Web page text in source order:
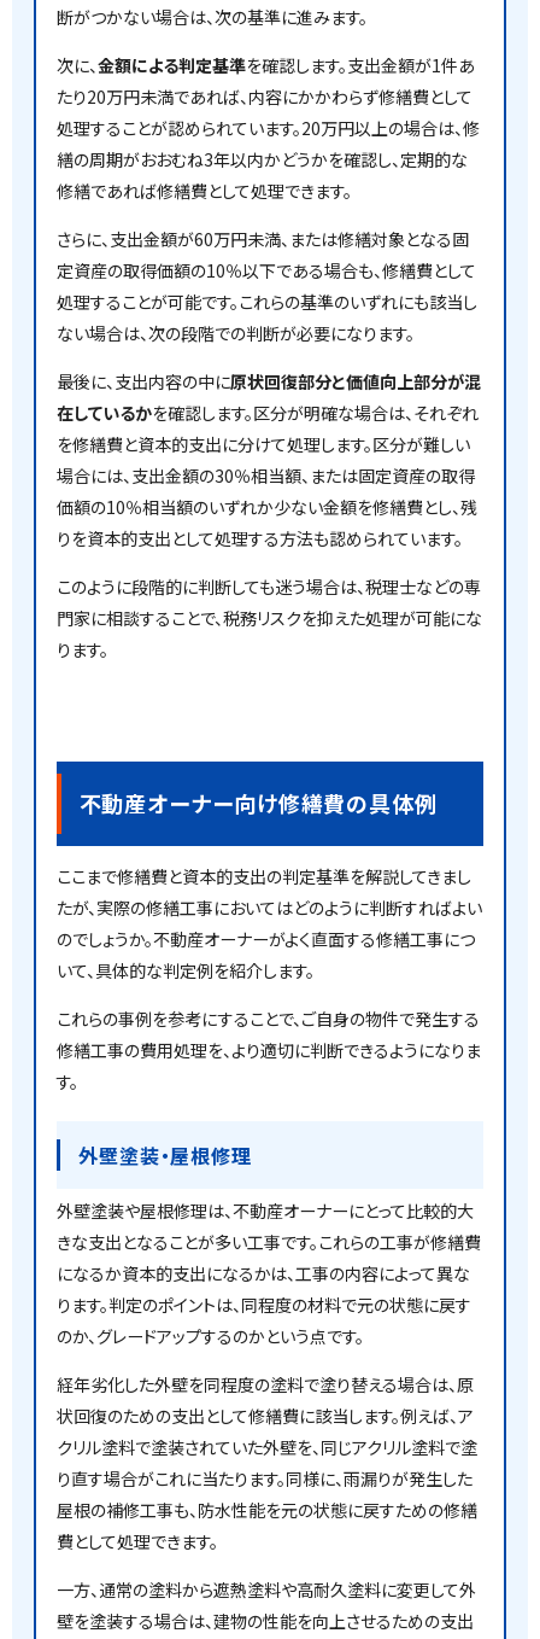
断がつかない場合は、次の基準に進みます。
次に、金額による判定基準を確認します。支出金額が1件あ
たり20万円未満であれば、内容にかかわらず修繕費として
処理することが認められています。20万円以上の場合は、修
繕の周期がおおむね3年以内かどうかを確認し、定期的な
修繕であれば修繕費として処理できます。
さらに、支出金額が60万円未満、または修繕対象となる固
定資産の取得価額の10％以下である場合も、修繕費として
処理することが可能です。これらの基準のいずれにも該当し
ない場合は、次の段階での判断が必要になります。
最後に、支出内容の中に原状回復部分と価値向上部分が混
在しているかを確認します。区分が明確な場合は、それぞれ
を修繕費と資本的支出に分けて処理します。区分が難しい
場合には、支出金額の30％相当額、または固定資産の取得
価額の10％相当額のいずれか少ない金額を修繕費とし、残
りを資本的支出として処理する方法も認められています。
このように段階的に判断しても迷う場合は、税理士などの専
門家に相談することで、税務リスクを抑えた処理が可能にな
ります。
不動産オーナー向け修繕費の具体例
ここまで修繕費と資本的支出の判定基準を解説してきまし
たが、実際の修繕工事においてはどのように判断すればよい
のでしょうか。不動産オーナーがよく直面する修繕工事につ
いて、具体的な判定例を紹介します。
これらの事例を参考にすることで、ご自身の物件で発生する
修繕工事の費用処理を、より適切に判断できるようになりま
す。
外壁塗装・屋根修理
外壁塗装や屋根修理は、不動産オーナーにとって比較的大
きな支出となることが多い工事です。これらの工事が修繕費
になるか資本的支出になるかは、工事の内容によって異な
ります。判定のポイントは、同程度の材料で元の状態に戻す
のか、グレードアップするのかという点です。
経年劣化した外壁を同程度の塗料で塗り替える場合は、原
状回復のための支出として修繕費に該当します。例えば、ア
クリル塗料で塗装されていた外壁を、同じアクリル塗料で塗
り直す場合がこれに当たります。同様に、雨漏りが発生した
屋根の補修工事も、防水性能を元の状態に戻すための修繕
費として処理できます。
一方、通常の塗料から遮熱塗料や高耐久塗料に変更して外
壁を塗装する場合は、建物の性能を向上させるための支出